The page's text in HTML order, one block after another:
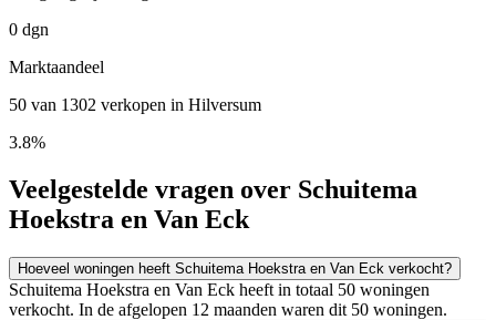
0 dgn
Marktaandeel
50 van 1302 verkopen in Hilversum
3.8%
Veelgestelde vragen over Schuitema
Hoekstra en Van Eck
Hoeveel woningen heeft Schuitema Hoekstra en Van Eck verkocht?
Schuitema Hoekstra en Van Eck heeft in totaal 50 woningen
verkocht. In de afgelopen 12 maanden waren dit 50 woningen.